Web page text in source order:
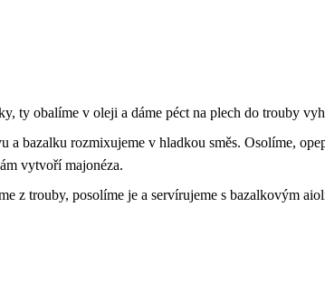
ty obalíme v oleji a dáme péct na plech do trouby
a bazalku rozmixujeme v hladkou směs. Osolíme,
vytvoří majonéza.
z trouby, posolíme je a servírujeme s bazalkovým